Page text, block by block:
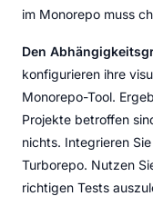
im Monorepo muss
Den
konfigurieren ihre
Monorepo-Tool.
Projekte betroffen
nichts. Integrieren
Turborepo. Nutzen
richtigen Tests